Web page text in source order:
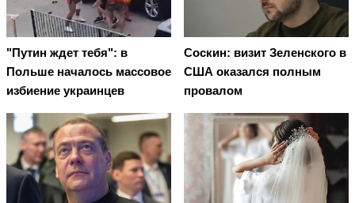
"Путин ждет тебя": в
Польше началось массовое
избиение украинцев
Соскин: визит Зеленского в
США оказался полным
провалом